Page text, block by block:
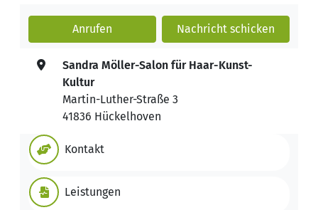
Anrufen Nachricht schicken
Sandra Möller-Salon für Haar-Kunst-
Kultur
Martin-Luther-Straße 3
41836 Hückelhoven
Kontakt
Leistungen